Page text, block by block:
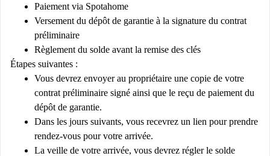
Paiement via Spotahome
Versement du dépôt de garantie à la signature du contrat
préliminaire
Règlement du solde avant la remise des clés
Étapes suivantes :
Vous devrez envoyer au propriétaire une copie de votre
contrat préliminaire signé ainsi que le reçu de paiement du
dépôt de garantie.
Dans les jours suivants, vous recevrez un lien pour prendre
rendez-vous pour votre arrivée.
La veille de votre arrivée, vous devrez régler le solde